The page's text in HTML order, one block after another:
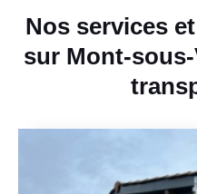
Nos services
sur Mont-